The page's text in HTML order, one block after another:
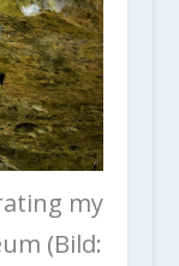
my
(Bild: